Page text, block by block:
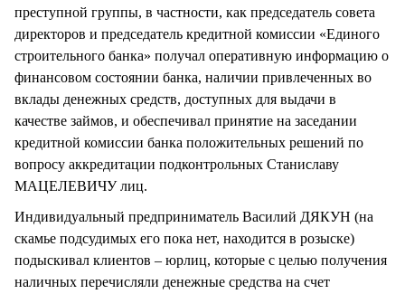
преступной группы, в частности, как председатель совета
директоров и председатель кредитной комиссии «Единого
строительного банка» получал оперативную информацию о
финансовом состоянии банка, наличии привлеченных во
вклады денежных средств, доступных для выдачи в
качестве займов, и обеспечивал принятие на заседании
кредитной комиссии банка положительных решений по
вопросу аккредитации подконтрольных Станиславу
МАЦЕЛЕВИЧУ лиц.
Индивидуальный предприниматель Василий ДЯКУН (на
скамье подсудимых его пока нет, находится в розыске)
подыскивал клиентов – юрлиц, которые с целью получения
наличных перечисляли денежные средства на счет